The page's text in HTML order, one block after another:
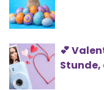
💕
Stunde,